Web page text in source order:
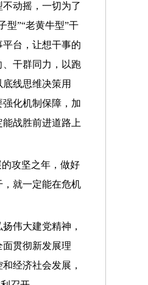
动摇，一切为了
型”“老黄牛型”干
台，让想干事的
干群同力，以跑
底线思维决策用
化机制保障，加
战胜前进道路上
攻坚之年，做好
就一定能在危机
伟大建党精神，
贯彻新发展理
经济社会发展，